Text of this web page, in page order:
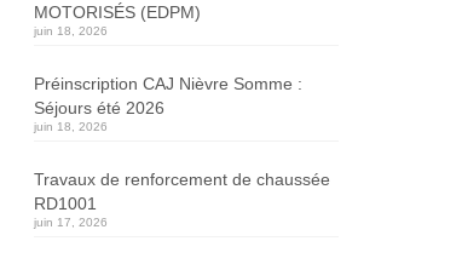
MOTORISÉS (EDPM)
juin 18, 2026
Préinscription CAJ Nièvre Somme :
Séjours été 2026
juin 18, 2026
Travaux de renforcement de chaussée
RD1001
juin 17, 2026